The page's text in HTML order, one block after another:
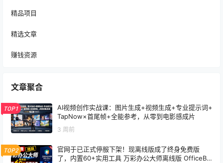
精品项目
精选文章
赚钱资源
文章聚合
TOP1
AI视频创作实战课：图片生成+视频生成+专业提示词+
TapNow×首尾帧+全能参考，从零到电影感成片
3 周前
TOP2
官网于已正式停服下架！现离线版成了终身免费版
了，内置60+实用工具 万彩办公大师离线版 OfficeBo